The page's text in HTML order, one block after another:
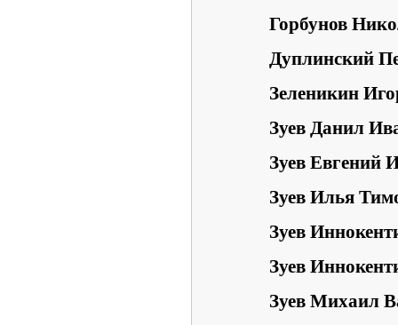
Горбунов
Дуплинский
Зеленикин
Зуев Данил
Зуев Евгений
Зуев Илья
Зуев
Зуев
Зуев Михаил